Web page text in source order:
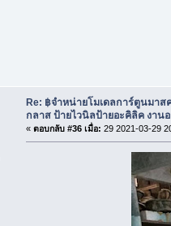
Re: ฿จำหน่ายโมเดลการ์ตูนมาส
กลาส ป้ายไวนิลป้ายอะคิลิค งาน
« ตอบกลับ #36 เมื่อ: 29 2021-03-29